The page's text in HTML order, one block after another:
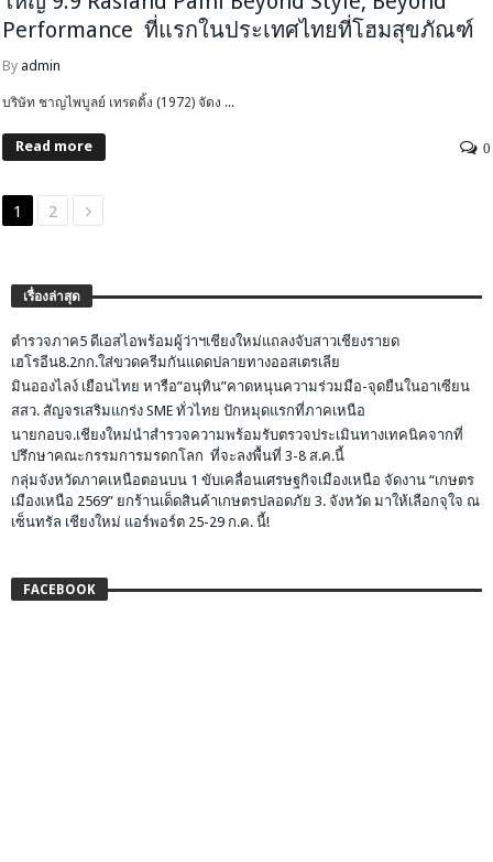
Performance ที่แรกในประเทศไทยที่โฮมสุขภัณฑ์
By admin
บริษัท ชาญไพบูลย์ เทรดดิ้ง (1972) จัดง ...
Read more 0
1 2
เรื่องล่าสุด
ตำรวจภาค5 ดีเอสไอพร้อมผู้ว่าฯเชียงใหม่แถลงจับสาวเชียงรายด
เฮโรอีน8.2กก.ใส่ขวดครีมกันแดดปลายทางออสเตรเลีย
มินอองไลง์ เยือนไทย หารือ”อนุทิน”คาดหนุนความร่วมมือ-จุดยืนในอาเซียน
สสว. สัญจรเสริมแกร่ง SME ทั่วไทย ปักหมุดแรกที่ภาคเหนือ
นายกอบจ.เชียงใหม่นำสำรวจความพร้อมรับตรวจประเมินทางเทคนิคจากที่
ปรึกษาคณะกรรมการมรดกโลก ที่จะลงพื้นที่ 3-8 ส.ค.นี้
กลุ่มจังหวัดภาคเหนือตอนบน 1 ขับเคลื่อนเศรษฐกิจเมืองเหนือ จัดงาน “เกษตร
เมืองเหนือ 2569” ยกร้านเด็ดสินค้าเกษตรปลอดภัย 3. จังหวัด มาให้เลือกจุใจ ณ
เซ็นทรัล เชียงใหม่ แอร์พอร์ต 25-29 ก.ค. นี้!
FACEBOOK